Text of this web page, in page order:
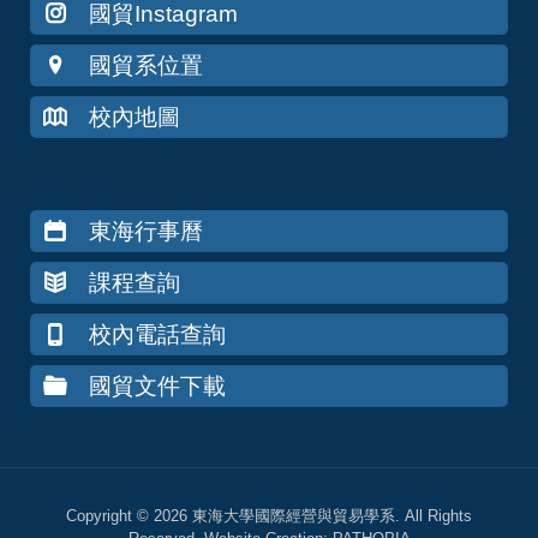
國貿Instagram
國貿系位置
校內地圖
東海行事曆
課程查詢
校內電話查詢
國貿文件下載
Copyright © 2026 東海大學國際經營與貿易學系. All Rights